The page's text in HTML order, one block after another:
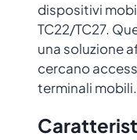
dispositivi
TC22/TC27.
una soluzione
cercano
terminali mobili.